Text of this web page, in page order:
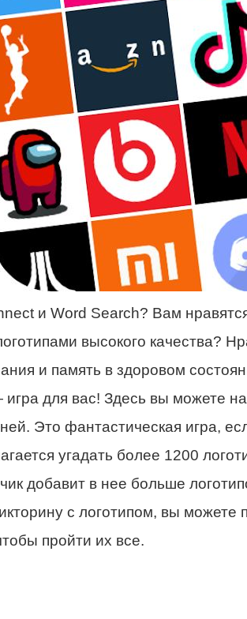
и Word Search? Вам
высокого качества?
и память в здоровом
для вас! Здесь вы можете
Это фантастическая игра,
угадать более 1200
добавит в нее больше
с логотипом, вы
пройти их все.